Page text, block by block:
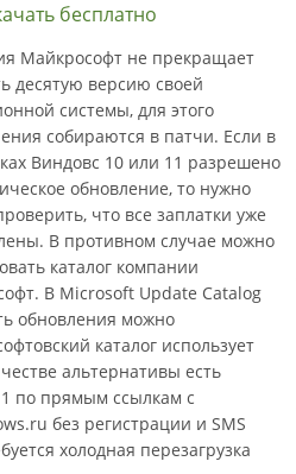
бесплатно
Майкрософт не прекращает
десятую версию своей
системы, для этого
собираются в патчи. Если в
Виндовс 10 или 11 разрешено
обновление, то нужно
что все заплатки уже
В противном случае можно
каталог компании
В Microsoft Update Catalog
обновления можно
каталог использует
альтернативы есть
по прямым ссылкам с
без регистрации и SMS
холодная перезагрузка